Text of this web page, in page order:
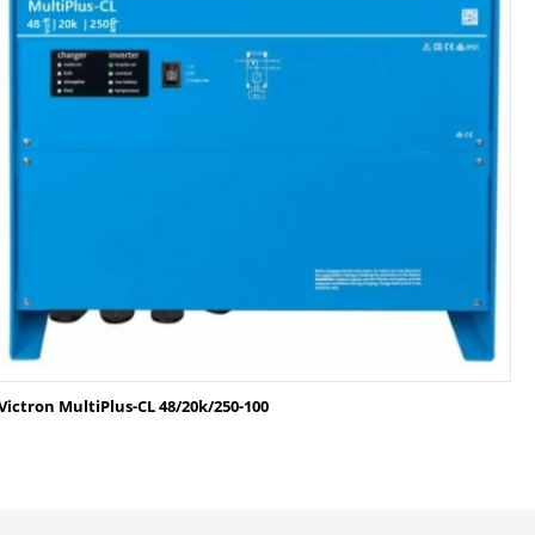
MultiPlus-CL 48/20k/250-100